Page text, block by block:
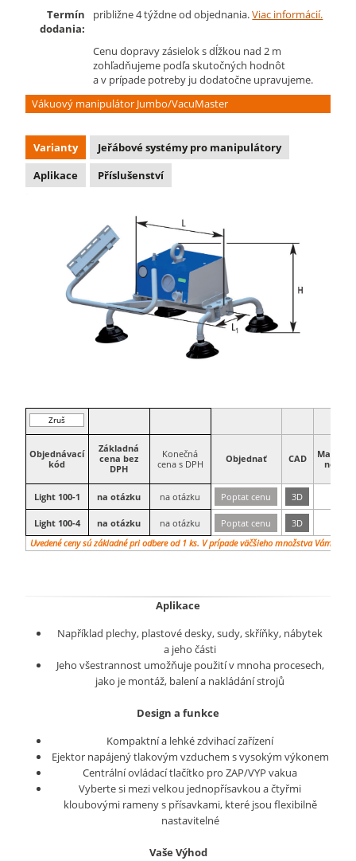
Termín
dodania:
približne 4 týždne od objednania.Viac informácií.
Cenu dopravy zásielok s dĺžkou nad 2 m
zohľadňujeme podľa skutočných hodnôt
a v prípade potreby ju dodatočne upravujeme.
Vákuový manipulátor Jumbo/VacuMaster
Varianty
Jeřábové systémy pro manipulátory
Aplikace
Příslušenství
Zruš
filter
Objednávací
kód
Základná
cena bez
DPH
Konečná
cena s DPH
Objednať CAD
Light 100-1 na otázku na otázku Poptat cenu 3D
Light 100-4 na otázku na otázku Poptat cenu 3D
Uvedené ceny sú základné pri odbere od 1 ks. V prípade väčšieho množstva Vám
Aplikace
Například plechy, plastové desky, sudy, skříňky, nábytek
a jeho části
Jeho všestrannost umožňuje použití v mnoha procesech,
jako je montáž, balení a nakládání strojů
Design a funkce
Kompaktní a lehké zdvihací zařízení
Ejektor napájený tlakovým vzduchem s vysokým výkonem
Centrální ovládací tlačítko pro ZAP/VYP vakua
Vyberte si mezi velkou jednopřísavkou a čtyřmi
kloubovými rameny s přísavkami, které jsou flexibilně
nastavitelné
Vaše Výhod